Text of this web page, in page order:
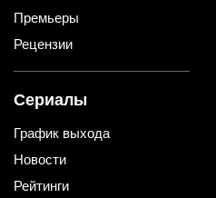
Премьеры
Рецензии
Сериалы
График выхода
Новости
Рейтинги